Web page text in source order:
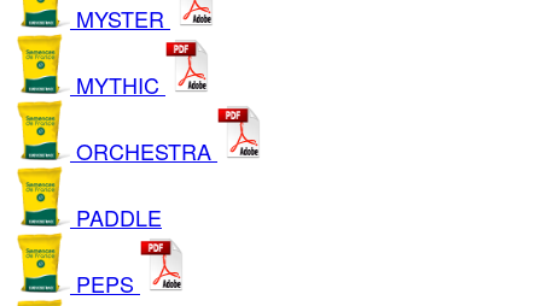
MYSTER
MYTHIC
ORCHESTRA
PADDLE
PEPS